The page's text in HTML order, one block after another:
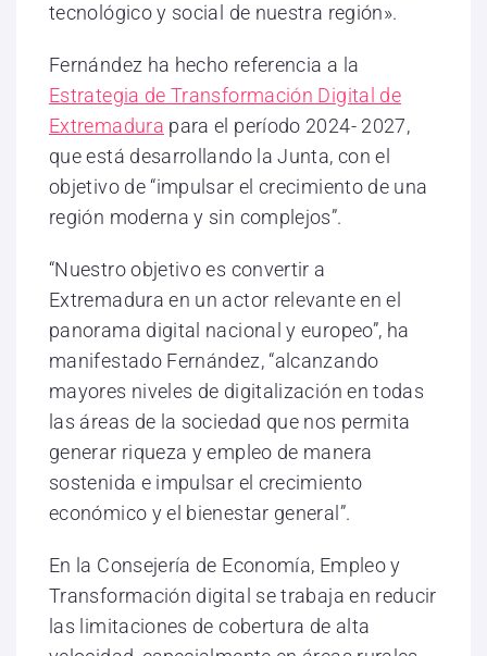
tecnológico y social de nuestra región».
Fernández ha hecho referencia a la
Estrategia de Transformación Digital de
Extremadura para el período 2024- 2027,
que está desarrollando la Junta, con el
objetivo de “impulsar el crecimiento de una
región moderna y sin complejos”.
“Nuestro objetivo es convertir a
Extremadura en un actor relevante en el
panorama digital nacional y europeo”, ha
manifestado Fernández, “alcanzando
mayores niveles de digitalización en todas
las áreas de la sociedad que nos permita
generar riqueza y empleo de manera
sostenida e impulsar el crecimiento
económico y el bienestar general”.
En la Consejería de Economía, Empleo y
Transformación digital se trabaja en reducir
las limitaciones de cobertura de alta